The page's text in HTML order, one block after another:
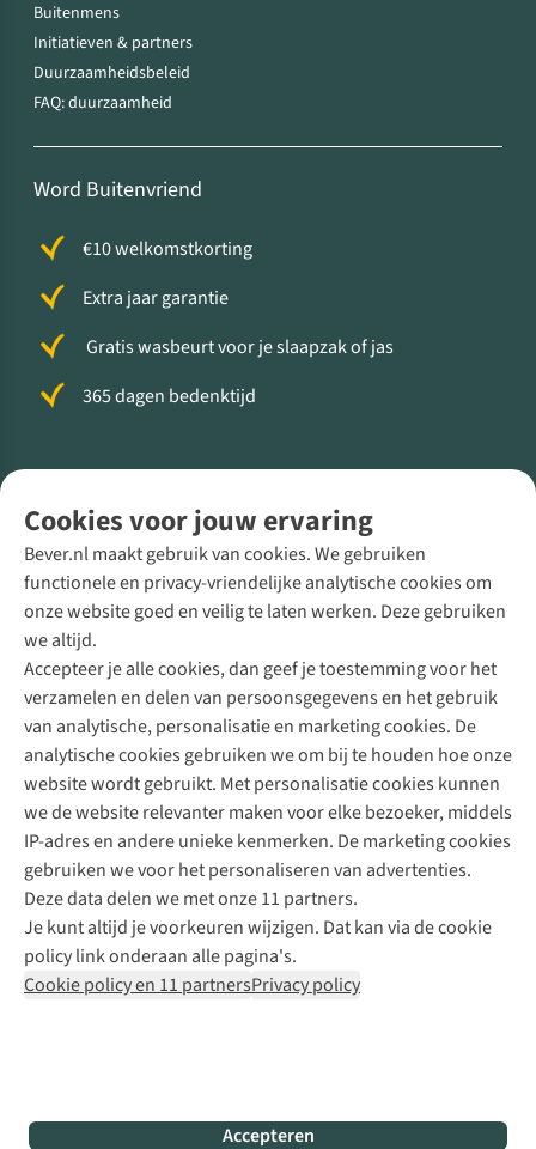
Cookies voor jouw ervaring
Bever.nl maakt gebruik van cookies. We gebruiken
functionele en privacy-vriendelijke analytische cookies om
onze website goed en veilig te laten werken. Deze gebruiken
we altijd.
Accepteer je alle cookies, dan geef je toestemming voor het
verzamelen en delen van persoonsgegevens en het gebruik
van analytische, personalisatie en marketing cookies. De
analytische cookies gebruiken we om bij te houden hoe onze
website wordt gebruikt. Met personalisatie cookies kunnen
we de website relevanter maken voor elke bezoeker, middels
IP-adres en andere unieke kenmerken. De marketing cookies
gebruiken we voor het personaliseren van advertenties.
Deze data delen we met onze 11 partners.
Je kunt altijd je voorkeuren wijzigen. Dat kan via de cookie
policy link onderaan alle pagina's.
Cookie policy en 11 partnersPrivacy policy
Accepteren
Buitenmens
Initiatieven & partners
Duurzaamheidsbeleid
FAQ: duurzaamheid
Word Buitenvriend
€10 welkomstkorting
Extra jaar garantie
Gratis wasbeurt voor je slaapzak of jas
365 dagen bedenktijd
Direct advies van een Buitenexpert
+31 (0)85 888 50 88
+31 6 12 28 49 80
Contactformulier
Bever